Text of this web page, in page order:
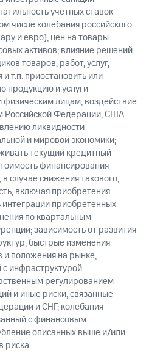
учетных ставок
числе колебания российского
и евро), цен на товары
активов; влияние решений
товаров, работ, услуг,
т.п. приостановить или
продукцию и услуги
лицам; воздействие
Российской Федерации, США
ликвидности
и мировой экономики;
текущий кредитный
финансирования
случае снижения такового;
включая приобретения
приобретенных
по квартальным
зависимость от развития
быстрые изменения
и положения на рынке;
с инфраструктурой
регулированием
и иные риски, связанные
и СНГ; колебания
с финансовым
описанных выше и/или
риска.